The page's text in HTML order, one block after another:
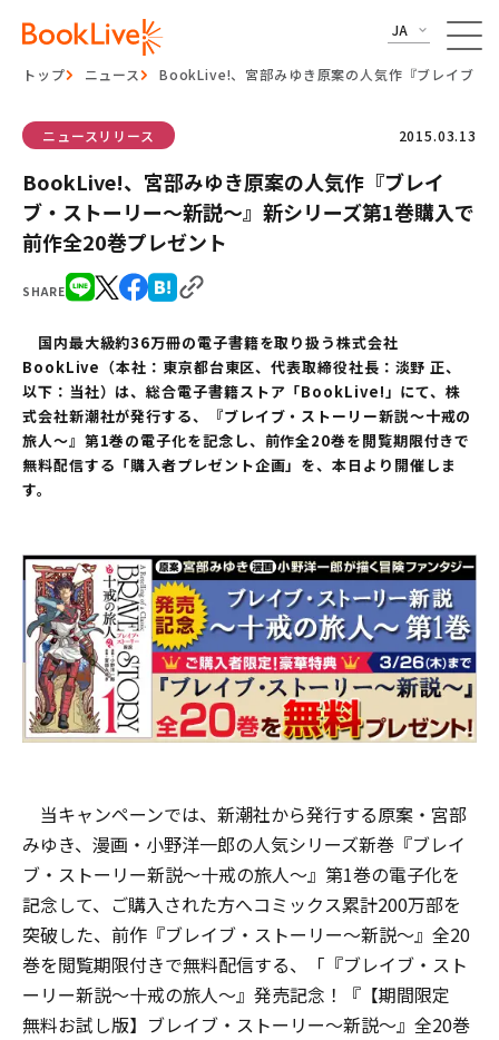
JA
トップ ニュース BookLive!、宮部みゆき原案の人気作『ブレイブ・
SHARE
ニュースリリース 2015.03.13
BookLive!、宮部みゆき原案の人気作『ブレイ
ブ・ストーリー～新説～』新シリーズ第1巻購入で
前作全20巻プレゼント
国内最大級約36万冊の電子書籍を取り扱う株式会社
BookLive（本社：東京都台東区、代表取締役社長：淡野 正、
以下：当社）は、総合電子書籍ストア「BookLive!」にて、株
式会社新潮社が発行する、『ブレイブ・ストーリー新説～十戒の
旅人～』第1巻の電子化を記念し、前作全20巻を閲覧期限付きで
無料配信する「購入者プレゼント企画」を、本日より開催しま
す。
当キャンペーンでは、新潮社から発行する原案・宮部
みゆき、漫画・小野洋一郎の人気シリーズ新巻『ブレイ
ブ・ストーリー新説～十戒の旅人～』第1巻の電子化を
記念して、ご購入された方へコミックス累計200万部を
突破した、前作『ブレイブ・ストーリー～新説～』全20
巻を閲覧期限付きで無料配信する、「『ブレイブ・スト
ーリー新説～十戒の旅人～』発売記念！『【期間限定
無料お試し版】ブレイブ・ストーリー～新説～』全20巻